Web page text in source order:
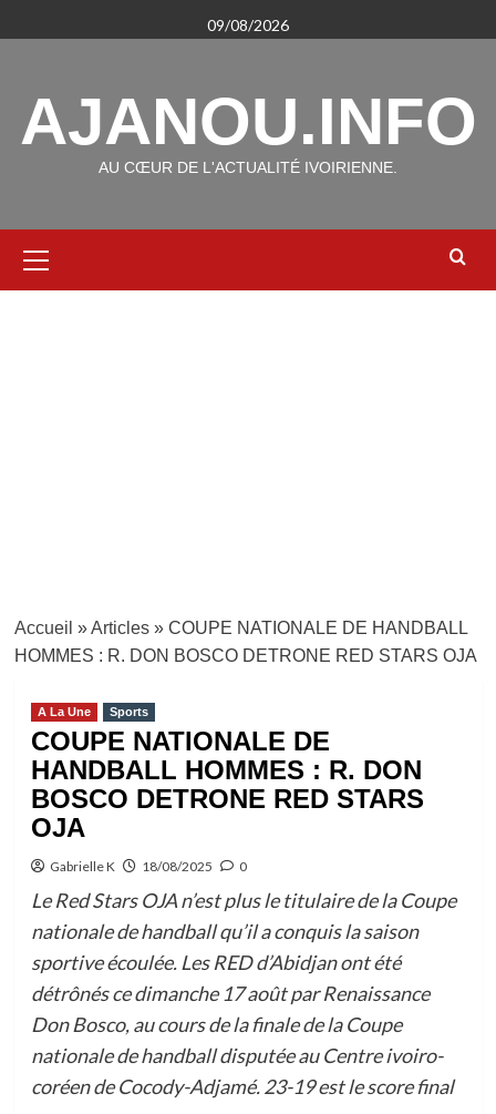
au
09/08/2026
AJANOU.INFO
AU CŒUR DE L'ACTUALITÉ IVOIRIENNE.
principal
Accueil »Articles» COUPE NATIONALE DE HANDBALL
HOMMES : R. DON BOSCO DETRONE RED STARS OJA
A La Une Sports
COUPE NATIONALE DE
HANDBALL HOMMES : R. DON
BOSCO DETRONE RED STARS
OJA
Gabrielle K 18/08/2025 0
Le Red Stars OJA n’est plus le titulaire de la Coupe
nationale de handball qu’il a conquis la saison
sportive écoulée. Les RED d’Abidjan ont été
détrônés ce dimanche 17 août par Renaissance
Don Bosco, au cours de la finale de la Coupe
nationale de handball disputée au Centre ivoiro-
coréen de Cocody-Adjamé. 23-19 est le score final